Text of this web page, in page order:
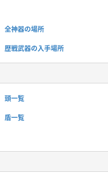
全神器の場所
歴戦武器の入手場所
頭一覧
盾一覧